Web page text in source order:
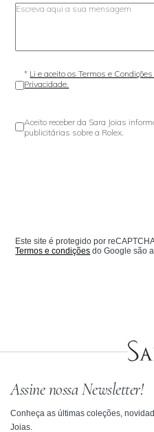
* Li e aceito os Termos e
Privacidade.
Aceito receber da Sara Joias
publicitárias sobre a Rolex.
Este site é protegido por
Termos e condições do Google são
Assine nossa Newsletter!
Conheça as últimas coleções,
Joias.